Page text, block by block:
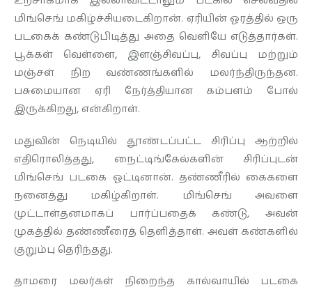
மிங்செங் மகிழ்ச்சியடைகிறான். ஏரியின் ஓரத்தில் ஒரு
படகைக் கண்டுபிடித்து அதை வெளியே எடுத்தார்கள்.
பூக்கள் வெள்ளை, இளஞ்சிவப்பு, சிவப்பு மற்றும்
மஞ்சள் நிற வண்ணங்களில் மலர்ந்திருந்தன.
பசுமையான ஏரி நேர்த்தியான கம்பளம் போல்
இருக்கிறது, என்கிறாள்.
மதுவின் நெடியில் தூண்டப்பட்ட சிரிப்பு ஆற்றில்
எதிரொலித்தது, நைட்டிங்கேல்களின் சிரிப்புடன்
மிங்செங் படகை ஓட்டினான். தண்ணீரில் கைகளை
நனைத்து மகிழ்கிறாள். மிங்செங் அவளை
முட்டாள்தனமாகப் பார்ப்பதைக் கண்டு, அவன்
முகத்தில் தண்ணீரைத் தெளித்தாள். அவள் கண்களில்
குறும்பு தெரிந்தது.
தாமரை மலர்கள் நிறைந்த கால்வாயில் படகை